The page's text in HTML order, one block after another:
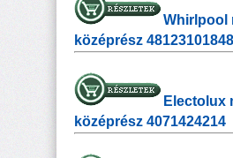
Whirlpool
középrész
Electolux
középrész 4071424214